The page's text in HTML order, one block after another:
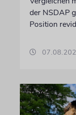
der NSDAP
Position